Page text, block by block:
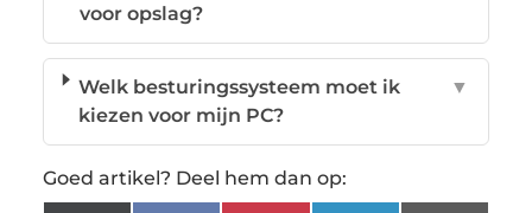
voor opslag?
Welk besturingssysteem moet ik
kiezen voor mijn PC?
▼
Goed artikel? Deel hem dan op: